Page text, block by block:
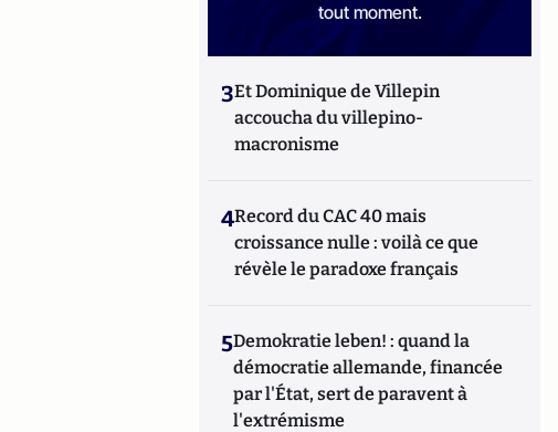
tout moment.
3Et Dominique de Villepin
accoucha du villepino-
macronisme
4Record du CAC 40 mais
croissance nulle : voilà ce que
révèle le paradoxe français
5Demokratie leben! : quand la
démocratie allemande, financée
par l'État, sert de paravent à
l'extrémisme